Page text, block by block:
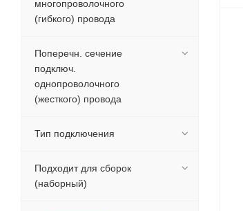
многопроволочного
(гибкого) провода
Поперечн. сечение
подключ.
однопроволочного
(жесткого) провода
Тип подключения
Подходит для сборок
(наборный)